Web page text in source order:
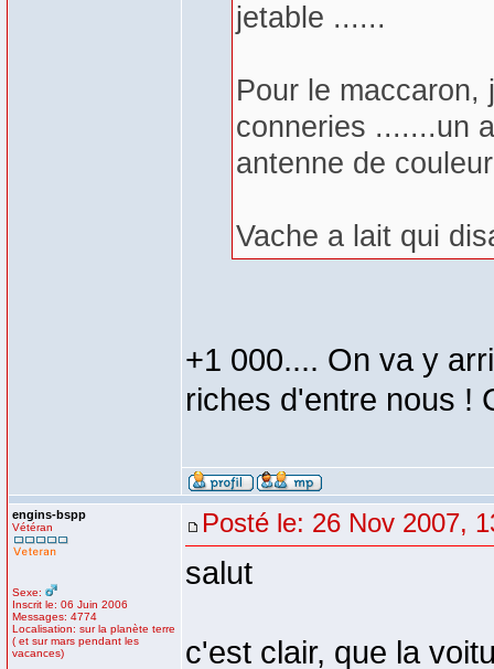
jetable ......
Pour le maccaron,
conneries .......un
antenne de
Vache a lait qui
+1 000.... On va y
riches d'entre nous !
engins-bspp
Vétéran
Sexe:
Inscrit le: 06 Juin 2006
Messages: 4774
Localisation: sur la planète terre
( et sur mars pendant les
vacances)
Posté le: 26 Nov 2007,
salut
c'est clair, que la